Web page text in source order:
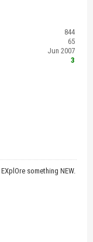
844
65
Jun 2007
3
something NEW.